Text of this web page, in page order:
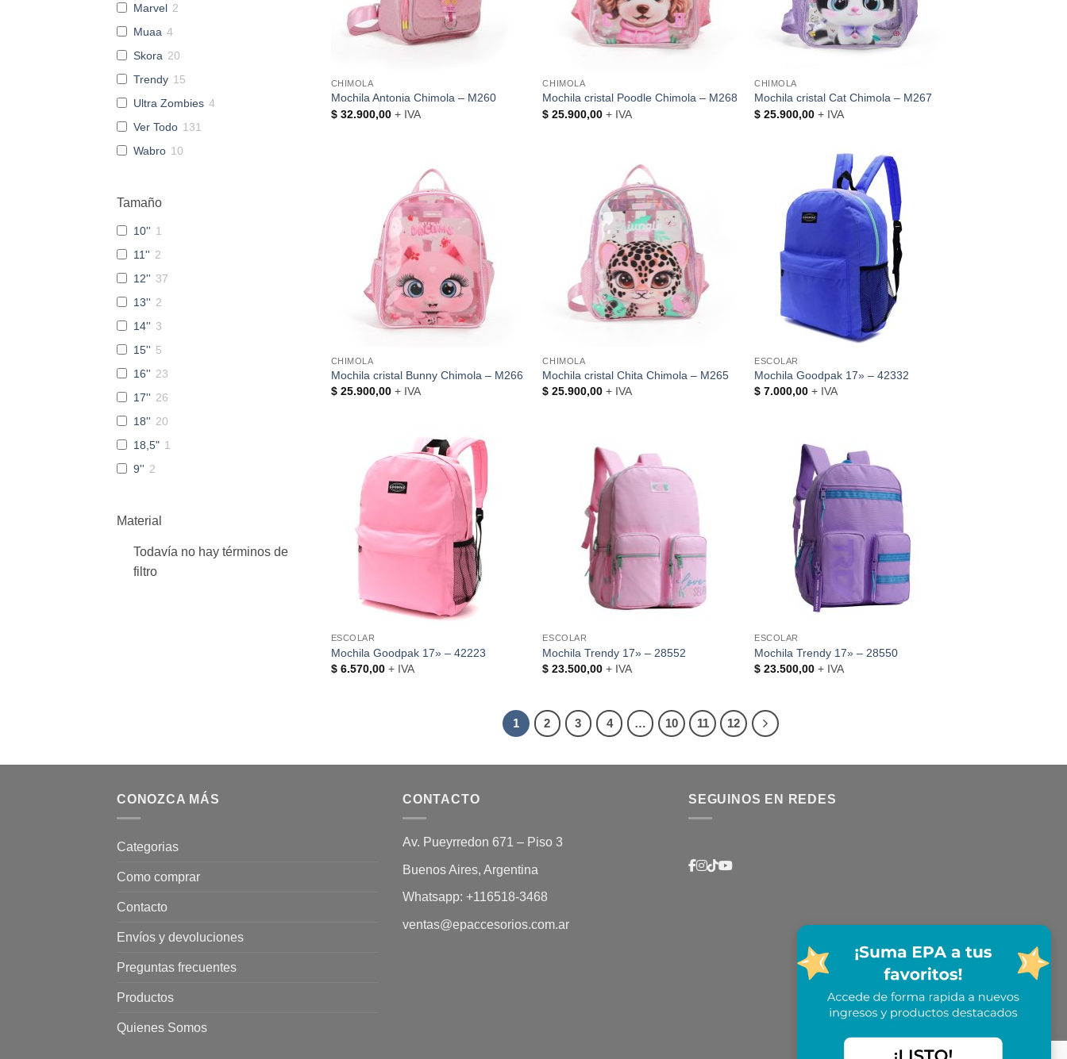
Marvel 2
Muaa 4
Skora 20
Trendy 15
Ultra Zombies 4
Ver Todo 131
Wabro 10
Tamaño
10'' 1
11'' 2
12'' 37
13'' 2
14'' 3
15'' 5
16'' 23
17'' 26
18'' 20
18,5" 1
9'' 2
Material
Todavía no hay términos de
filtro
CHIMOLA
Mochila Antonia Chimola – M260
$32.900,00+ IVA
CHIMOLA
Mochila cristal Poodle Chimola – M268
$ 25.900,00 + IVA
CHIMOLA
Mochila cristal Cat Chimola – M267
$ 25.900,00 + IVA
CHIMOLA
Mochila cristal Bunny Chimola – M266
$25.900,00+ IVA
CHIMOLA
Mochila cristal Chita Chimola – M265
$ 25.900,00 + IVA
ESCOLAR
Mochila Goodpak 17» – 42332
$ 7.000,00 + IVA
ESCOLAR
Mochila Goodpak 17» – 42223
$6.570,00+ IVA
ESCOLAR
Mochila Trendy 17» – 28552
$ 23.500,00 + IVA
ESCOLAR
Mochila Trendy 17» – 28550
$ 23.500,00 + IVA
1 2 3 4 … 10 11 12
CONOZCA MÁS
Categorias
Como comprar
Contacto
Envíos y devoluciones
Preguntas frecuentes
Productos
Quienes Somos
CONTACTO
Av. Pueyrredon 671 – Piso 3
Buenos Aires, Argentina
Whatsapp: +116518-3468
ventas@epaccesorios.com.ar
SEGUINOS EN REDES